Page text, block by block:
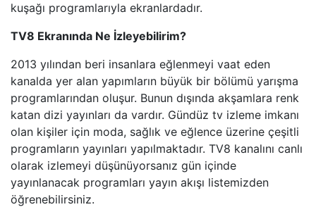
kuşağı programlarıyla ekranlardadır.
TV8 Ekranında Ne İzleyebilirim?
2013 yılından beri insanlara eğlenmeyi vaat eden
kanalda yer alan yapımların büyük bir bölümü yarışma
programlarından oluşur. Bunun dışında akşamlara renk
katan dizi yayınları da vardır. Gündüz tv izleme imkanı
olan kişiler için moda, sağlık ve eğlence üzerine çeşitli
programların yayınları yapılmaktadır. TV8 kanalını canlı
olarak izlemeyi düşünüyorsanız gün içinde
yayınlanacak programları yayın akışı listemizden
öğrenebilirsiniz.